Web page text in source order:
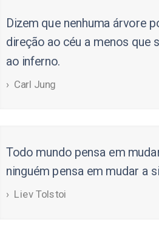
Dizem que nenhuma árvore
direção ao céu a menos que
ao inferno.
Carl Jung
Todo mundo pensa em
ninguém pensa em mudar a
Liev Tolstoi